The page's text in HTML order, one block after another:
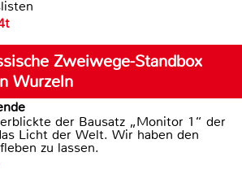
Zweiwege-Standbox
Wurzeln
der Bausatz „Monitor 1“ der
Licht der Welt. Wir haben den
zu lassen.